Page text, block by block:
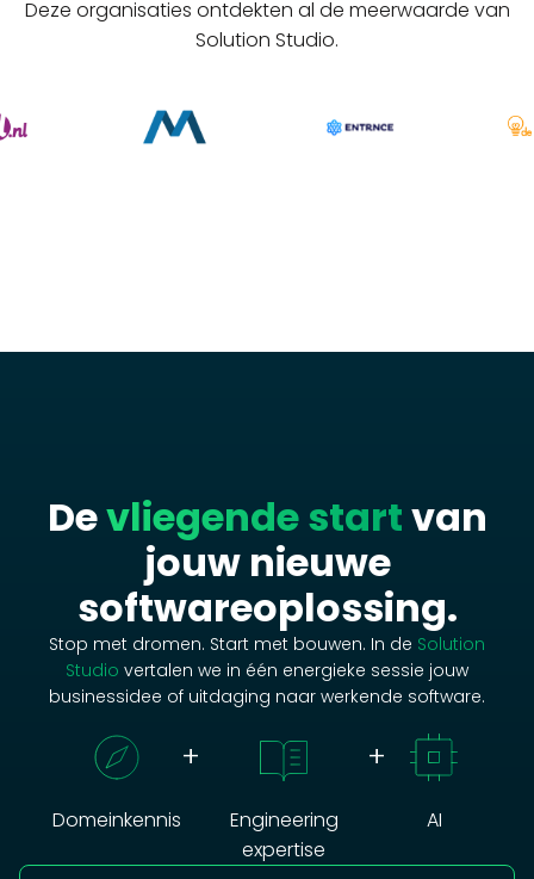
Deze organisaties ontdekten al de meerwaarde van
Solution Studio.
Devliegende startvan
jouw nieuwe
softwareoplossing.
Stop met dromen. Start met bouwen. In de Solution
Studio vertalen we in één energieke sessie jouw
businessidee of uitdaging naar werkende software.
Domeinkennis
+
Engineering
expertise
+
AI